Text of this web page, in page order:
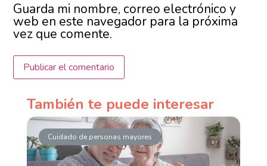
Guarda mi nombre, correo electrónico y
web en este navegador para la próxima
vez que comente.
También te puede interesar
Cuidado de personas mayores